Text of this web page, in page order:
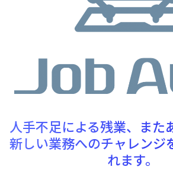
人手不足による残業、また
新しい業務へのチャレンジ
れます。